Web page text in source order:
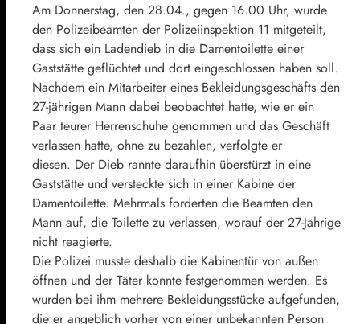
Am Donnerstag, den 28.04., gegen 16.00 Uhr, wurde
den Polizeibeamten der Polizeiinspektion 11 mitgeteilt,
dass sich ein Ladendieb in die Damentoilette einer
Gaststätte geflüchtet und dort eingeschlossen haben soll.
Nachdem ein Mitarbeiter eines Bekleidungsgeschäfts den
27-jährigen Mann dabei beobachtet hatte, wie er ein
Paar teurer Herrenschuhe genommen und das Geschäft
verlassen hatte, ohne zu bezahlen, verfolgte er
diesen. Der Dieb rannte daraufhin überstürzt in eine
Gaststätte und versteckte sich in einer Kabine der
Damentoilette. Mehrmals forderten die Beamten den
Mann auf, die Toilette zu verlassen, worauf der 27-Jährige
nicht reagierte.
Die Polizei musste deshalb die Kabinentür von außen
öffnen und der Täter konnte festgenommen werden. Es
wurden bei ihm mehrere Bekleidungsstücke aufgefunden,
die er angeblich vorher von einer unbekannten Person